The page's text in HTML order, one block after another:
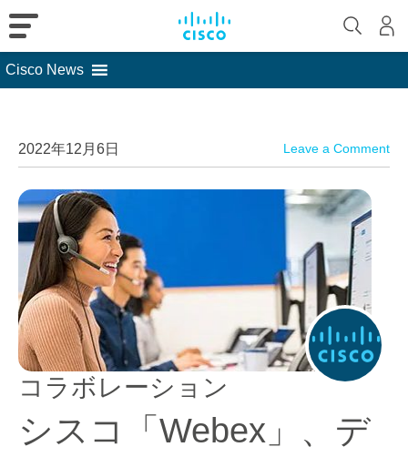
Cisco News
2022年12月6日 Leave a Comment
コラボレーション
シスコ「Webex」、デ